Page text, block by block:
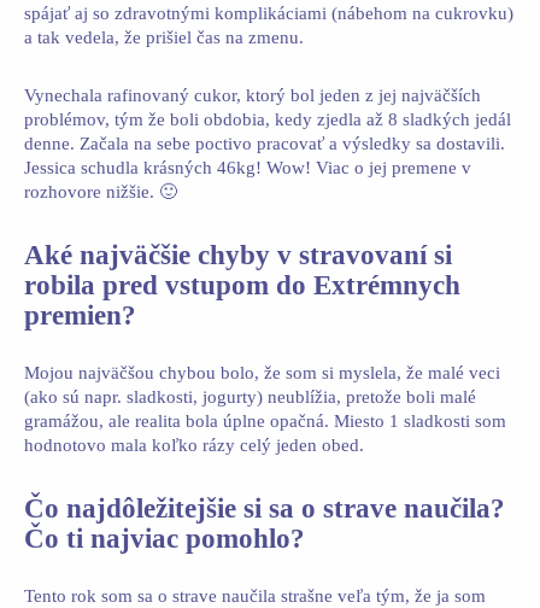
spájať aj so zdravotnými komplikáciami (nábehom na cukrovku)
a tak vedela, že prišiel čas na zmenu.
Vynechala rafinovaný cukor, ktorý bol jeden z jej najväčších
problémov, tým že boli obdobia, kedy zjedla až 8 sladkých jedál
denne. Začala na sebe poctivo pracovať a výsledky sa dostavili.
Jessica schudla krásných 46kg! Wow! Viac o jej premene v
rozhovore nižšie. 🙂
Aké najväčšie chyby v stravovaní si
robila pred vstupom do Extrémnych
premien?
Mojou najväčšou chybou bolo, že som si myslela, že malé veci
(ako sú napr. sladkosti, jogurty) neublížia, pretože boli malé
gramážou, ale realita bola úplne opačná. Miesto 1 sladkosti som
hodnotovo mala koľko rázy celý jeden obed.
Čo najdôležitejšie si sa o strave naučila?
Čo ti najviac pomohlo?
Tento rok som sa o strave naučila strašne veľa tým, že ja som